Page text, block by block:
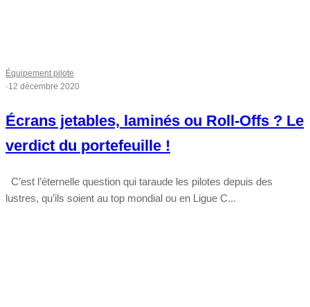
Équipement pilote
·12 décembre 2020
Écrans jetables, laminés ou Roll-Offs ? Le
verdict du portefeuille !
C’est l’éternelle question qui taraude les pilotes depuis des
lustres, qu’ils soient au top mondial ou en Ligue C...